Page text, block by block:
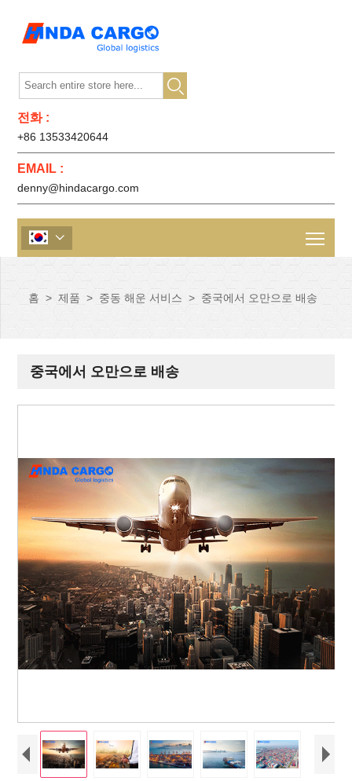

전화 :
+86 13533420644
EMAIL :
denny@hindacargo.com

홈 > 제품 > 중동 해운 서비스 > 중국에서 오만으로 배송
중국에서 오만으로 배송